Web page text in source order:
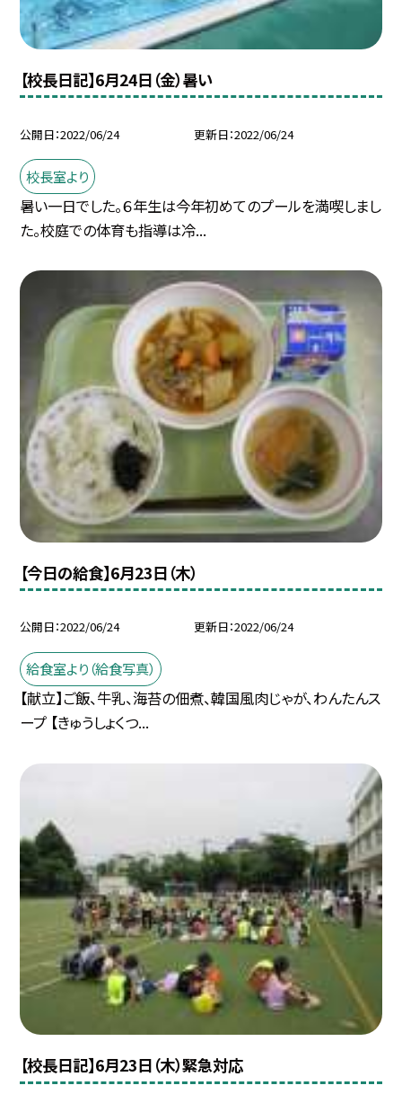
【校長日記】6月24日（金）暑い
公開日 2022/06/24 更新日 2022/06/24
校長室より
暑い一日でした。６年生は今年初めてのプールを満喫しまし
た。校庭での体育も指導は冷...
【今日の給食】6月23日（木）
公開日 2022/06/24 更新日 2022/06/24
給食室より（給食写真）
【献立】ご飯、牛乳、海苔の佃煮、韓国風肉じゃが、わんたんス
ープ 【きゅうしょくつ...
【校長日記】6月23日（木）緊急対応